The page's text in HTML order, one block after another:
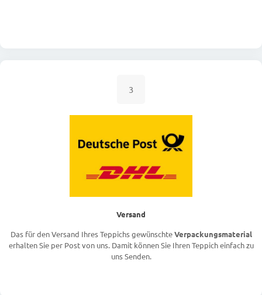
3
Versand
Das für den Versand Ihres Teppichs gewünschteVerpackungsmaterial
erhalten Sie per Post von uns. Damit können Sie Ihren Teppich einfach zu
uns Senden.